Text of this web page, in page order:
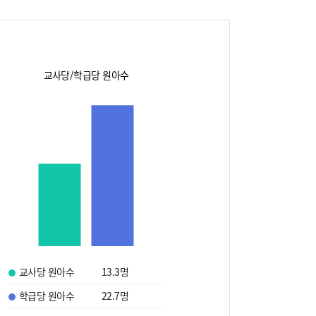
교사당/학급당 원아수
교사당 원아수 13.3명
학급당 원아수
22.7명